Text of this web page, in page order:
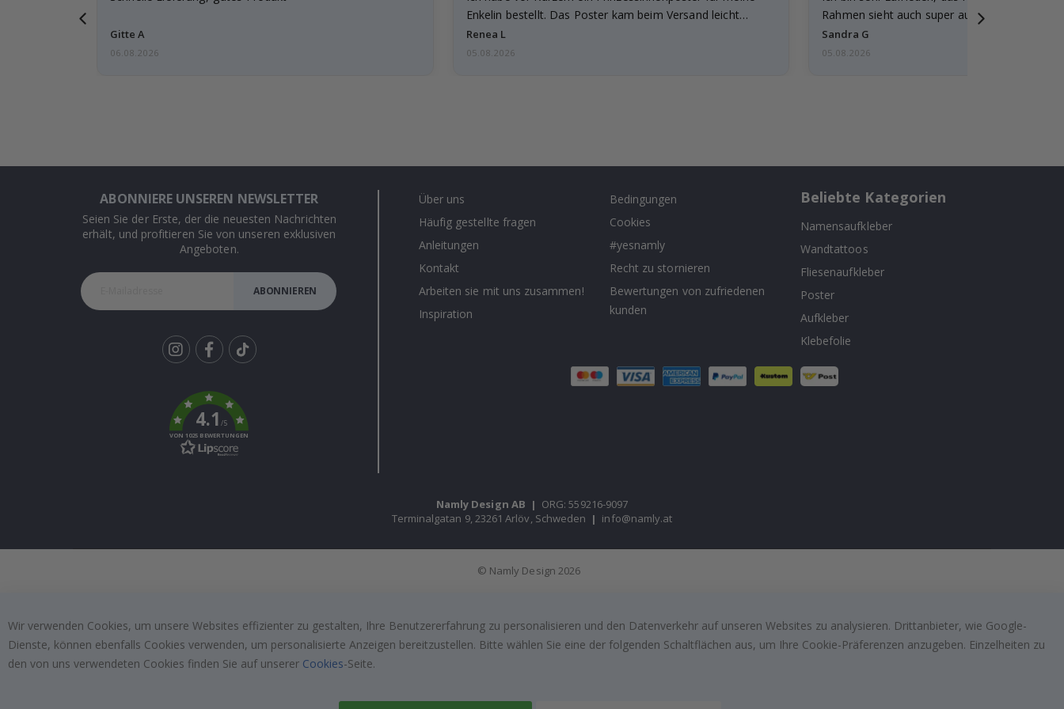
Gitte A
06.08.2026
Enkelin bestellt. Das Poster kam beim Versand leicht
beschädigt…
Renea L
05.08.2026
Rahmen sieht auch super aus. Die Lieferung
außerdem…
Sandra G
05.08.2026
ABONNIERE UNSEREN NEWSLETTER
Seien Sie der Erste, der die neuesten Nachrichten
erhält, und profitieren Sie von unseren exklusiven
Angeboten.
ABONNIEREN
k
4.1/5
VON 1025 BEWERTUNGEN
Über uns
Häufig gestellte fragen
Anleitungen
Kontakt
Arbeiten sie mit uns zusammen!
Inspiration
Bedingungen
Cookies
#yesnamly
Recht zu stornieren
Bewertungen von zufriedenen
kunden
Beliebte Kategorien
Namensaufkleber
Wandtattoos
Fliesenaufkleber
Poster
Aufkleber
Klebefolie
Namly Design AB | ORG: 559216-9097
Terminalgatan 9, 23261 Arlöv, Schweden | info@namly.at
© Namly Design 2026
Wir verwenden Cookies, um unsere Websites effizienter zu gestalten, Ihre Benutzererfahrung zu personalisieren und den Datenverkehr auf unseren Websites zu analysieren. Drittanbieter, wie Google-
Dienste, können ebenfalls Cookies verwenden, um personalisierte Anzeigen bereitzustellen. Bitte wählen Sie eine der folgenden Schaltflächen aus, um Ihre Cookie-Präferenzen anzugeben. Einzelheiten zu
den von uns verwendeten Cookies finden Sie auf unserer Cookies-Seite.